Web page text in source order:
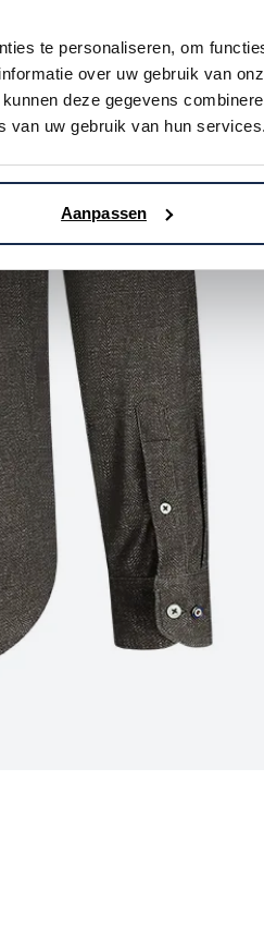
te personaliseren, om
over uw gebruik van
deze gegevens
van uw gebruik van hun services.
Aanpassen